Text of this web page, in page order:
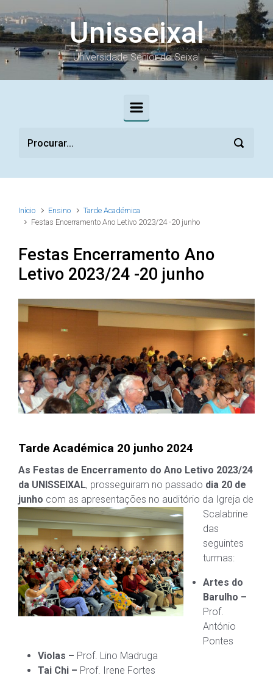
Skip to main content
Unisseixal
Universidade Sénior do Seixal
Início Ensino
Tarde Académica
Festas Encerramento Ano Letivo 2023/24 -20 junho
Festas Encerramento Ano
Letivo 2023/24 -20 junho
Tarde Académica 20 junho 2024
As Festas de Encerramento do Ano Letivo 2023/24
da UNISSEIXAL, prosseguiram no passado dia 20 de
junho com as apresentações no auditório da Igreja de
Scalabrine
das
seguintes
turmas:
Artes do
Barulho –
Prof.
António
Pontes
Violas – Prof. Lino Madruga
Tai Chi – Prof. Irene Fortes